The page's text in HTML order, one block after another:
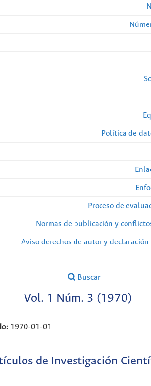
Política de
Proceso de
Normas de publicación y
Aviso derechos de autor y
Buscar
Vol. 1 Núm. 3 (1970)
1970-01-01
de Investigación